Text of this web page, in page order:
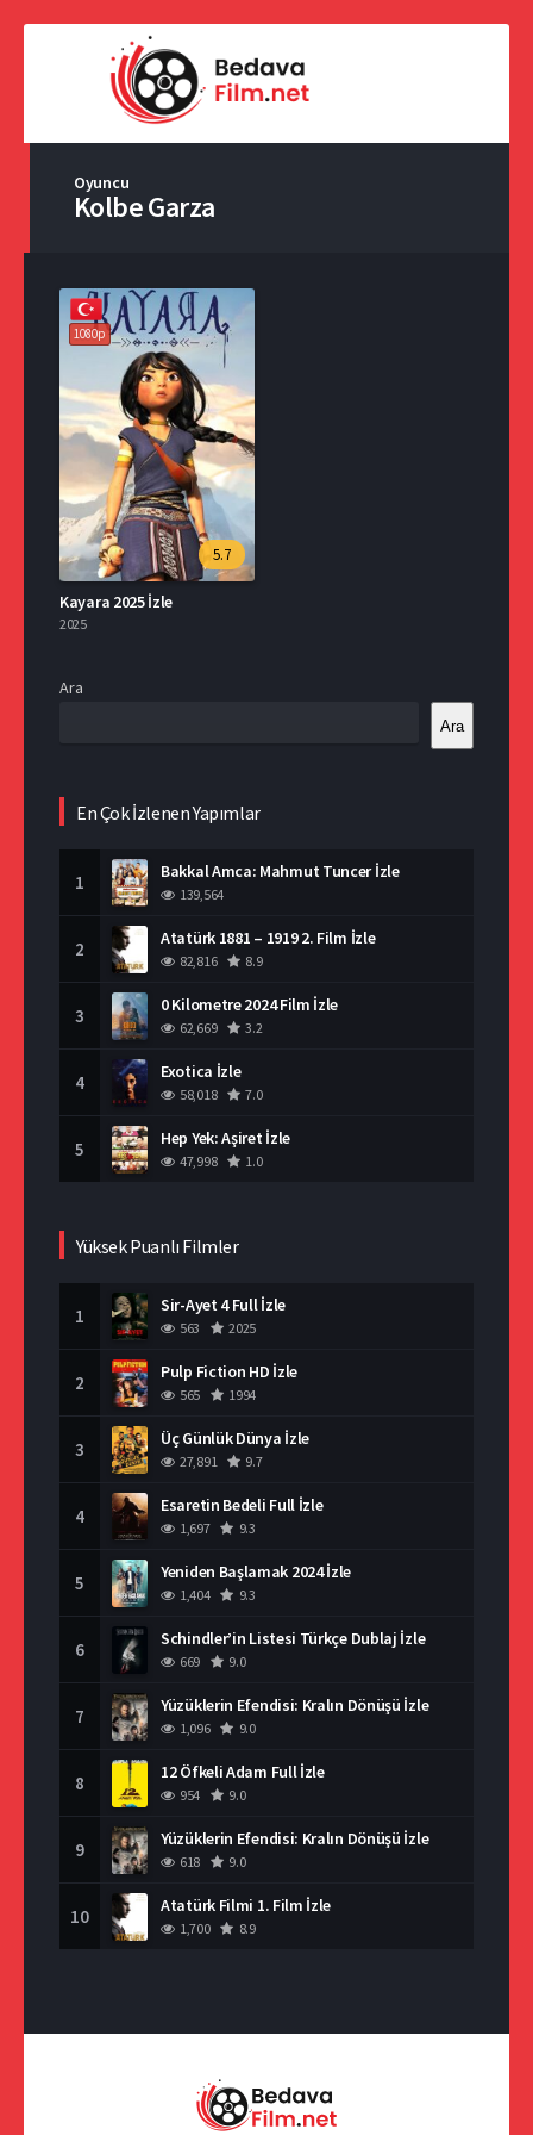
Oyuncu
Kolbe Garza
1080p
5.7
Kayara 2025 İzle
2025
Ara
Ara
En Çok İzlenen Yapımlar
1 Bakkal Amca: Mahmut Tuncer İzle
139,564
2 Atatürk 1881 – 1919 2. Film İzle
82,816 8.9
3 0 Kilometre 2024 Film İzle
62,669 3.2
4 Exotica İzle
58,018 7.0
5 Hep Yek: Aşiret İzle
47,998 1.0
Yüksek Puanlı Filmler
1 Sir-Ayet 4 Full İzle
563 2025
2 Pulp Fiction HD İzle
565 1994
3 Üç Günlük Dünya İzle
27,891 9.7
4 Esaretin Bedeli Full İzle
1,697 9.3
5 Yeniden Başlamak 2024 İzle
1,404 9.3
6 Schindler’in Listesi Türkçe Dublaj İzle
669 9.0
7 Yüzüklerin Efendisi: Kralın Dönüşü İzle
1,096 9.0
8 12 Öfkeli Adam Full İzle
954 9.0
9 Yüzüklerin Efendisi: Kralın Dönüşü İzle
618 9.0
10 Atatürk Filmi 1. Film İzle
1,700 8.9